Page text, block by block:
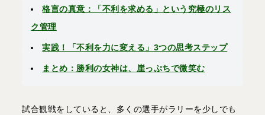
格言の真意：「不利を求める」という究極のリス
ク管理
実践！「不利を力に変える」3つの思考ステップ
まとめ：勝利の女神は、崖っぷちで微笑む
試合観戦をしていると、多くの選手がラリーを少しでも